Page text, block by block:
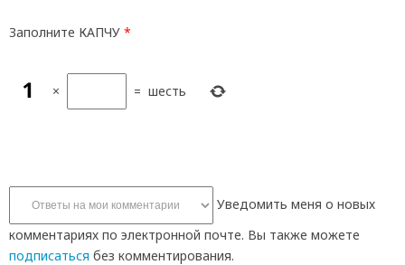
Заполните КАПЧУ *
× = шесть
Уведомить меня о новых
комментариях по электронной почте. Вы также можете
подписаться без комментирования.